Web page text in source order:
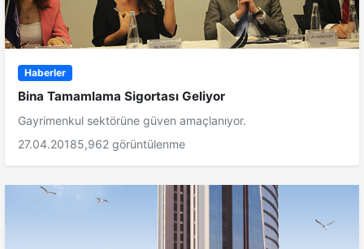
Haberler
Bina Tamamlama Sigortası Geliyor
Gayrimenkul sektörüne güven amaçlanıyor.
27.04.20185,962 görüntülenme